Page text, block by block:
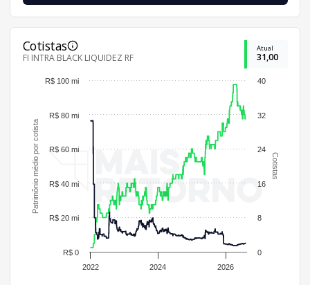
Cotistas
FI INTRA BLACK LIQUIDEZ RF
Atual
31,00
Cotistas
Patrimônio médio por cotista
2022 2024 2026
0
8
16
24
32
40
R$ 0
R$ 20 mi
R$ 40 mi
R$ 60 mi
R$ 80 mi
R$ 100 mi